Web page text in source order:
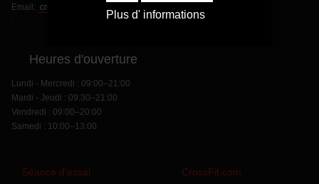
Email: crossfit.glowup@gmail.com
Heures d'ouverture
Lundi - Mercredi : 09:00–21:00
Mardi - Jeudi : 09:30–21:00
Vendredi : 09:00–20:00
Samedi : 10:00–13:00
Séance d'essai CrossFit.com
Plus d' informations